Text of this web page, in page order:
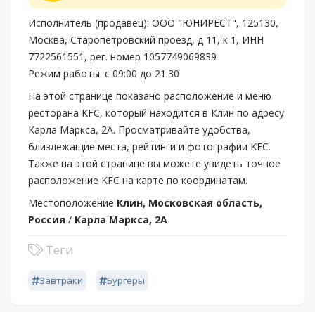
Исполнитель (продавец): ООО "ЮНИРЕСТ", 125130,
Москва, Старопетровский проезд, д 11, к 1, ИНН
7722561551, рег. номер 1057749069839
Режим работы: с 09:00 до 21:30
На этой странице показано расположение и меню
ресторана KFC, который находится в Клин по адресу
Карла Маркса, 2А. Просматривайте удобства,
близлежащие места, рейтинги и фотографии KFC.
Также на этой странице вы можете увидеть точное
расположение KFC на карте по координатам.
Местоположение Клин, Московская область,
Россия / Карла Маркса, 2А
Теги
Завтраки Бургеры